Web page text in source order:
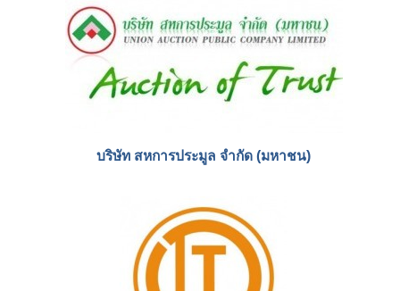
บริษัท สหการประมูล จำกัด (มหาชน)